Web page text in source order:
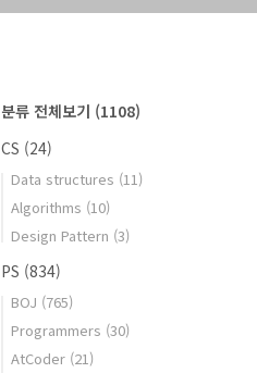
분류 전체보기 (1108)
CS (24)
Data structures (11)
Algorithms (10)
Design Pattern (3)
PS (834)
BOJ (765)
Programmers (30)
AtCoder (21)